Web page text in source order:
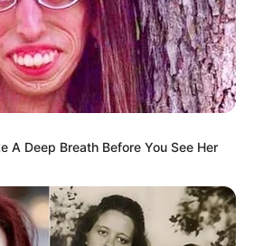
Anti
Konyol
A Deep Breath Before You See Her